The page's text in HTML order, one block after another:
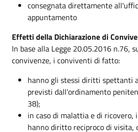
consegnata direttamente
appuntamento
Effetti della Dichiarazione di
In base alla Legge 20.05.2016 n.76,
convivenze, i conviventi di fatto:
hanno gli stessi diritti spettanti
previsti dall’ordinamento
38);
in caso di malattia e di
hanno diritto reciproco di visita,